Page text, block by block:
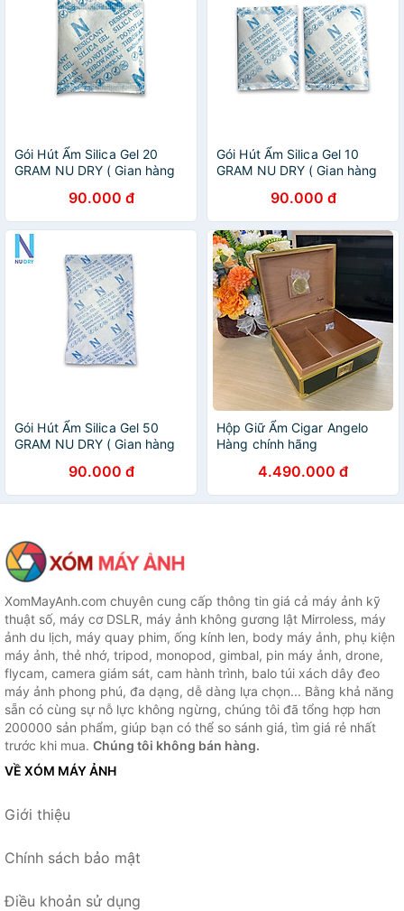
Gói Hút Ẩm Silica Gel 20
GRAM NU DRY ( Gian hàng
ảnh túi xách quần áo giày
dép nhà kho đóng túi 1kg
90.000 đ
Gói Hút Ẩm Silica Gel 10
GRAM NU DRY ( Gian hàng
ảnh túi xách quần áo giày
dép nhà kho đóng túi 1kg
90.000 đ
Gói Hút Ẩm Silica Gel 50
GRAM NU DRY ( Gian hàng
ảnh túi xách quần áo giày
dép nhà kho đóng túi 1kg
90.000 đ
Hộp Giữ Ẩm Cigar Angelo
Hàng chính hãng
4.490.000 đ
XomMayAnh.com chuyên cung cấp thông tin giá cả máy ảnh kỹ
thuật số, máy cơ DSLR, máy ảnh không gương lật Mirroless, máy
ảnh du lịch, máy quay phim, ống kính len, body máy ảnh, phụ kiện
máy ảnh, thẻ nhớ, tripod, monopod, gimbal, pin máy ảnh, drone,
flycam, camera giám sát, cam hành trình, balo túi xách dây đeo
máy ảnh phong phú, đa dạng, dễ dàng lựa chọn... Bằng khả năng
sẵn có cùng sự nỗ lực không ngừng, chúng tôi đã tổng hợp hơn
200000 sản phẩm, giúp bạn có thể so sánh giá, tìm giá rẻ nhất
trước khi mua. Chúng tôi không bán hàng.
VỀ XÓM MÁY ẢNH
Giới thiệu
Chính sách bảo mật
Điều khoản sử dụng